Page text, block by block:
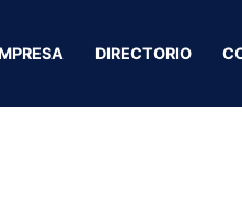
DIRECTORIO